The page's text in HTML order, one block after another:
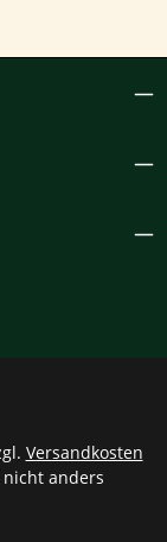
Versandkosten
anders